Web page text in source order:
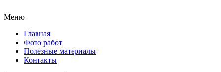
Меню
Главная
Фото работ
Полезные материалы
Контакты